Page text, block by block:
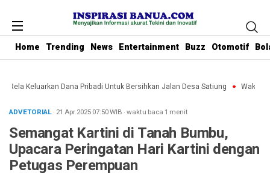
Home Trending News Entertainment Buzz Otomotif
Keluarkan Dana Pribadi Untuk Bersihkan Jalan Desa Satiung Waket
ADVETORIAL· 21 Apr 202507:50WIB ·waktu baca 1 menit
Semangat Kartini di Tanah Bumbu,
Upacara Peringatan Hari Kartini dengan
Petugas Perempuan